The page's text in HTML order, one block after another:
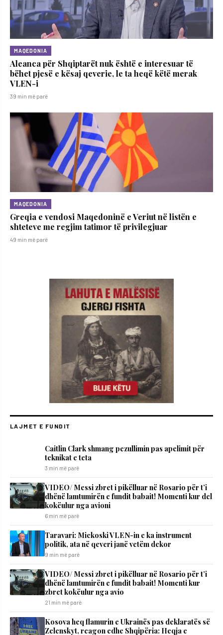
MAQEDONIA
Aleanca për Shqiptarët nuk është e interesuar të
bëhet pjesë e kësaj qeverie, le ta heqë këtë merak
VLEN-i
39 min më parë
MAQEDONIA
Greqia e vendosi Maqedoninë e Veriut në listën e
shteteve me regjim tatimor të privilegjuar
49 min më parë
LAJMET E FUNDIT
Caitlin Clark shmang pezullimin pas apelimit për
teknikat e teta
3 min më parë
VIDEO/ Messi zbret i pikëlluar në Rosario për t’i
dhënë lamtumirën e fundit babait! Momenti kur del
kokëulur nga avioni
6 min më parë
Taravari: Mickoski VLEN-in e ka instrument
politik, ata në qeveri janë vetëm dekor
9 min më parë
VIDEO/ Messi zbret i pikëlluar në Rosario për t’i
dhënë lamtumirën e fundit babait! Momenti kur
zbret kokëulur nga avio
21 min më parë
Kosova heq flamurin e Ukrainës pas deklaratës së
Zelenskyt, reagon edhe Shqipëria: Heqja e